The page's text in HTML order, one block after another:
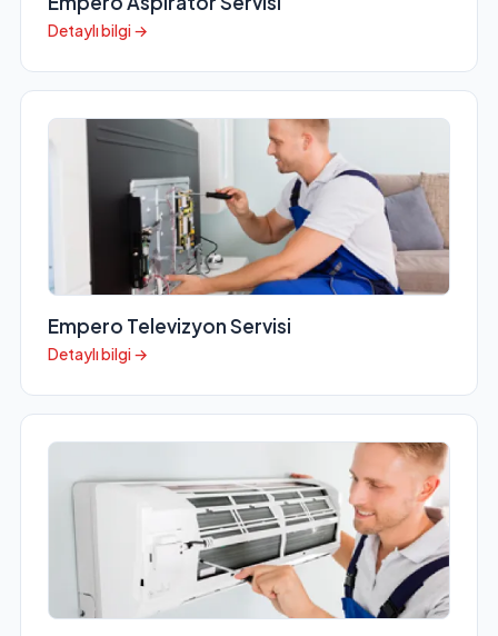
Detaylı bilgi →
Empero Televizyon Servisi
Detaylı bilgi →